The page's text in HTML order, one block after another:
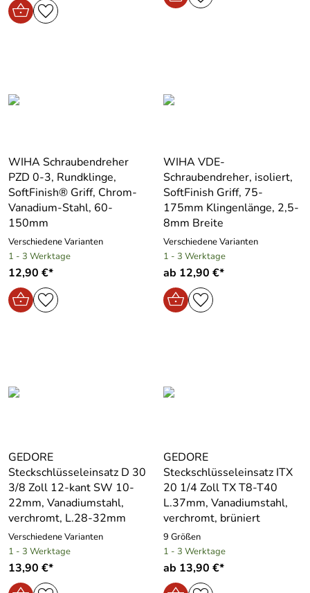
WIHA Schraubendreher
PZD 0-3, Rundklinge,
SoftFinish® Griff, Chrom-
Vanadium-Stahl, 60-
150mm
Verschiedene Varianten
1 - 3 Werktage
12,90 €*
WIHA VDE-
Schraubendreher, isoliert,
SoftFinish Griff, 75-
175mm Klingenlänge, 2,5-
8mm Breite
Verschiedene Varianten
1 - 3 Werktage
ab 12,90 €*
GEDORE
Steckschlüsseleinsatz D 30
3/8 Zoll 12-kant SW 10-
22mm, Vanadiumstahl,
verchromt, L.28-32mm
Verschiedene Varianten
1 - 3 Werktage
13,90 €*
GEDORE
Steckschlüsseleinsatz ITX
20 1/4 Zoll TX T8-T40
L.37mm, Vanadiumstahl,
verchromt, brüniert
9 Größen
1 - 3 Werktage
ab 13,90 €*